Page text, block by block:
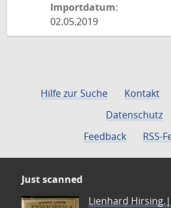
Importdatum:
02.05.2019
Hilfe zur Suche Kontakt
Datenschutz
Feedback
RSS-
Just scanned
Lienhard